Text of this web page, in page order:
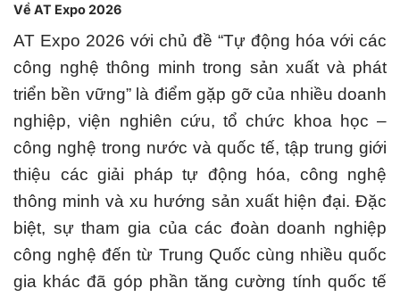
Về AT Expo 2026
AT Expo 2026 với chủ đề “Tự động hóa với các
công nghệ thông minh trong sản xuất và phát
triển bền vững” là điểm gặp gỡ của nhiều doanh
nghiệp, viện nghiên cứu, tổ chức khoa học –
công nghệ trong nước và quốc tế, tập trung giới
thiệu các giải pháp tự động hóa, công nghệ
thông minh và xu hướng sản xuất hiện đại. Đặc
biệt, sự tham gia của các đoàn doanh nghiệp
công nghệ đến từ Trung Quốc cùng nhiều quốc
gia khác đã góp phần tăng cường tính quốc tế